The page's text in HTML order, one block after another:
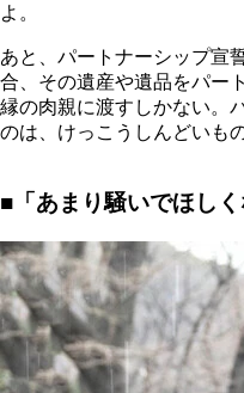
よ。
あと、パートナーシップ宣
合、その遺産や遺品をパー
縁の肉親に渡すしかない。
のは、けっこうしんどいも
■「あまり騒いでほしく